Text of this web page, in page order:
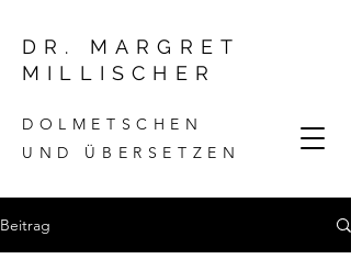
DR. MARGRET
MILLISCHER
DOLMETSCHEN
UND ÜBERSETZEN
Beitrag